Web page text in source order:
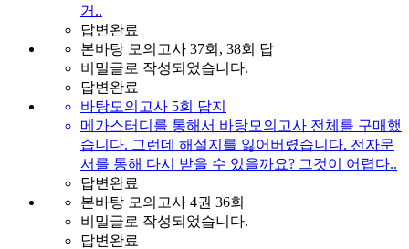
거..
답변완료
본바탕 모의고사 37회, 38회 답
비밀글로 작성되었습니다.
답변완료
바탕모의고사 5회 답지
메가스터디를 통해서 바탕모의고사 전체를 구매했
습니다. 그런데 해설지를 잃어버렸습니다. 전자문
서를 통해 다시 받을 수 있을까요? 그것이 어렵다..
답변완료
본바탕 모의고사 4권 36회
비밀글로 작성되었습니다.
답변완료